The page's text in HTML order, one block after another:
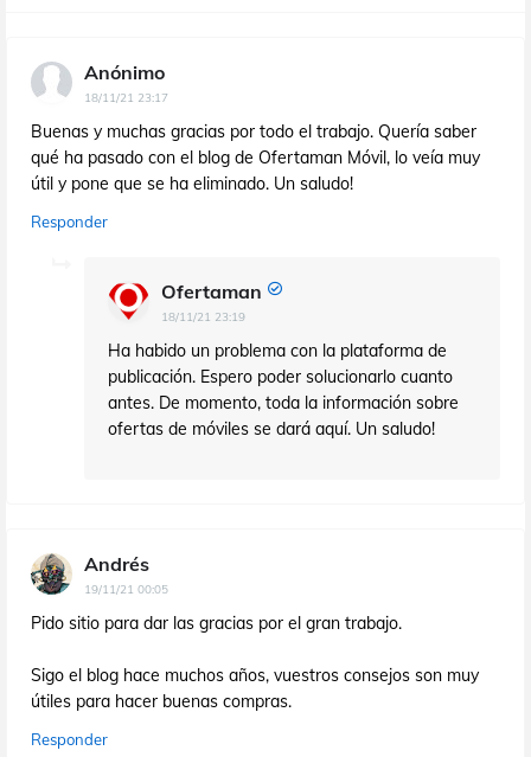
Anónimo
18/11/21 23:17
Buenas y muchas gracias por todo el trabajo. Quería saber
qué ha pasado con el blog de Ofertaman Móvil, lo veía muy
útil y pone que se ha eliminado. Un saludo!
Responder
Ofertaman
18/11/21 23:19
Ha habido un problema con la plataforma de
publicación. Espero poder solucionarlo cuanto
antes. De momento, toda la información sobre
ofertas de móviles se dará aquí. Un saludo!
Andrés
19/11/21 00:05
Pido sitio para dar las gracias por el gran trabajo.
Sigo el blog hace muchos años, vuestros consejos son muy
útiles para hacer buenas compras.
Responder